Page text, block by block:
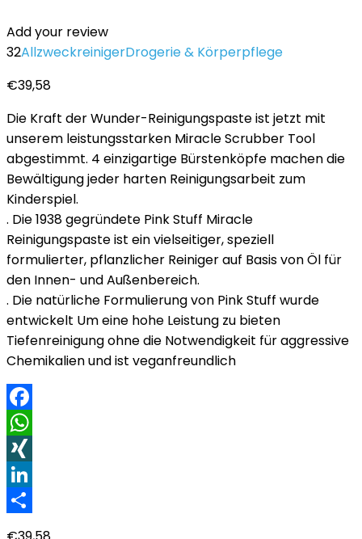
Add your review
32AllzweckreinigerDrogerie & Körperpflege
€39,58
Die Kraft der Wunder-Reinigungspaste ist jetzt mit
unserem leistungsstarken Miracle Scrubber Tool
abgestimmt. 4 einzigartige Bürstenköpfe machen die
Bewältigung jeder harten Reinigungsarbeit zum
Kinderspiel.
. Die 1938 gegründete Pink Stuff Miracle
Reinigungspaste ist ein vielseitiger, speziell
formulierter, pflanzlicher Reiniger auf Basis von Öl für
den Innen- und Außenbereich.
. Die natürliche Formulierung von Pink Stuff wurde
entwickelt Um eine hohe Leistung zu bieten
Tiefenreinigung ohne die Notwendigkeit für aggressive
Chemikalien und ist veganfreundlich
Facebook
WhatsApp
XING
LinkedIn